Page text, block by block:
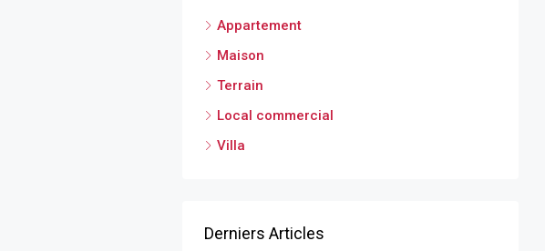
Appartement
Maison
Terrain
Local commercial
Villa
Derniers Articles